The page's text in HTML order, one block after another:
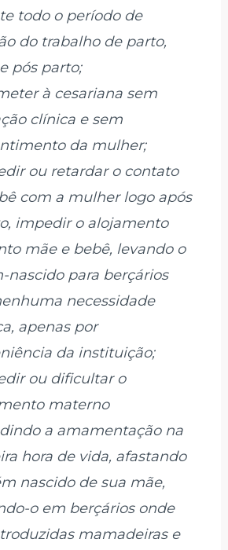
todo o período de
do trabalho de parto,
pós parto;
à cesariana sem
clínica e sem
da mulher;
ou retardar o contato
com a mulher logo após
impedir o alojamento
mãe e bebê, levando o
nascido para berçários
necessidade
apenas por
da instituição;
ou dificultar o
materno
a amamentação na
hora de vida, afastando
nascido de sua mãe,
o em berçários onde
mamadeiras e